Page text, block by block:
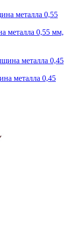
металла 0,55 мм,
металла 0,45